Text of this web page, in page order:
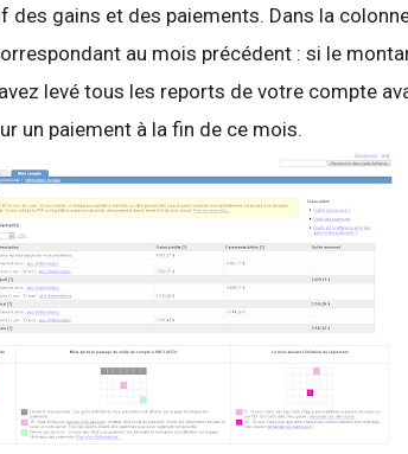
des gains et des paiements. Dans la
au mois précédent : si le
levé tous les reports de votre compte
un paiement à la fin de ce mois.